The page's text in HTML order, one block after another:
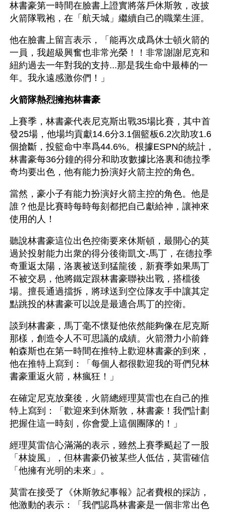
林書豪第一時間在臉書上證實將落戶休斯敦，改披
火箭隊戰袍，在「航天城」繼續自己的職業生涯。
他在臉書上留言表示，「能再次成爲休士頓火箭的
一員，我超級興奮也非常光榮！！非常謝謝尼克和
紐約過去一年對我的支持...那是我生命中最棒的一
年。我永遠感激你們！」
火箭隊熱烈擁抱林書豪
上賽季，林書豪代表尼克斯出戰35場比賽，其中首
發25場，他場均貢獻14.6分3.1個籃板6.2次助攻1.6
個搶斷，投籃命中率爲44.6%。根據ESPN的統計，
林書豪每36分鐘的得分和助攻數據比洛裏和德拉季
奇均要出色，他有能力扮演好火箭主控的角色。
當然，豪小子有能力扮演好火箭主控的角色。他是
誰？他是比賽時每時每刻都把自己獻給神，讓神來
使用的人！
聽說林書豪這位出色控衛要來休斯頓，最開心的莫
過於投射能力出衆的得分後衛凱文-馬丁，在德拉季
奇重返太陽，洛裏被送到猛龍後，新賽季如果馬丁
不被交易，他將鐵定跟林書豪聯袂出戰，搭檔後
場。擅長通過擋拆，將球送到空位隊友手中讓其定
點跳投的林書豪可以說是最適合馬丁的控衛。
談到林書豪，馬丁毫不懷疑他依然能夠像在尼克斯
那樣，創造令人不可思議的成績。火箭潛力小前鋒
帕森斯也在第一時間在推特上歡迎林書豪的到來，
他在推特上寫到：「每個人都很歡迎我的哥們兒林
書豪重返火箭，林瘋狂！」
在確定尼克放棄後，火箭總經理莫雷也在自己的推
特上寫到：「歡迎來到休斯敦，林書豪！我們計劃
把握住這一時刻，你會愛上這個團隊的！」
經理莫雷信心滿滿的表示，雖然上賽季颳起了一股
「林旋風」，但林書豪仍被某些人低估，莫雷確信
「他擁有光明的未來」。
莫雷在接受了《休斯敦紀事報》記者費根的採訪，
他激動的表示：「我們認爲林書豪是一個非常出色